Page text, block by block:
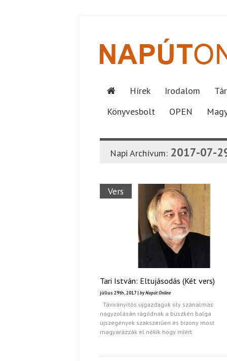
Hírek Irodalom
Könyvesbolt
OPEN
Napi Archívum: 2017-07-
Vers
Tari István: Eltujásodás (Két vers)
július 29th, 2017 | by Napút Online
Távirányítós újgazdagok oly szánalmas
nagyzolásán rágódnak a büszkén balga
újszegények szakszerűen és bizony most
magyarázzák el nékik hogy miért